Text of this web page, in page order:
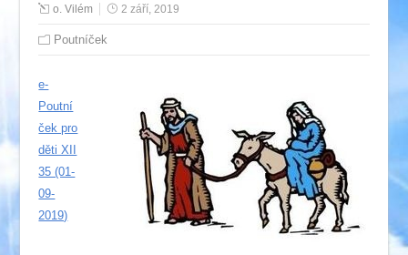
o. Vilém 2 září, 2019
Poutníček
e-
Poutní
ček pro
děti XII
35 (01-
09-
2019)